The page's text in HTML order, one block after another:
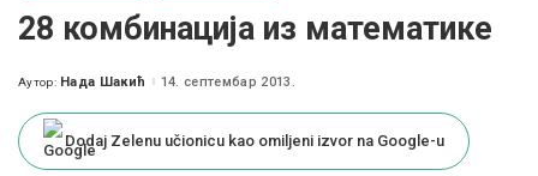
28 комбинација из математике
Posted
Аутор: Нада Шакић 14. септембар 2013.
Dodaj Zelenu učionicu kao omiljeni izvor na Google-u